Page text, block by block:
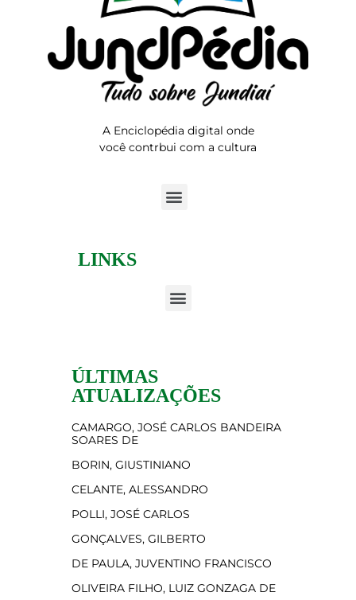
A Enciclopédia digital onde
você contrbui com a cultura
LINKS
ÚLTIMAS
ATUALIZAÇÕES
CAMARGO, JOSÉ CARLOS BANDEIRA
SOARES DE
BORIN, GIUSTINIANO
CELANTE, ALESSANDRO
POLLI, JOSÉ CARLOS
GONÇALVES, GILBERTO
DE PAULA, JUVENTINO FRANCISCO
OLIVEIRA FILHO, LUIZ GONZAGA DE